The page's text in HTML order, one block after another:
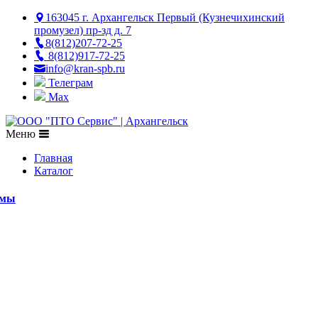
163045 г. Архангельск Первый (Кузнечихинский
промузел) пр-зд д. 7
8(812)207-72-25
8(812)917-72-25
info@kran-spb.ru
Телеграм
Max
Меню
Главная
Каталог